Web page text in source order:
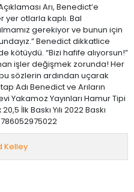
Arı, Benedict’e
yer otlarla kaplı. Bal
gerekiyor ve bunun için
Benedict dikkatlice
kötüydü. “Bizi hafife alıyorsun!”
işler değişmek zorunda! Her
sözlerin ardından uçarak
Adı Benedict ve Arıların
Yakamoz Yayınları Hamur Tipi
İlk Baskı Yılı 2022 Baskı
Kelley